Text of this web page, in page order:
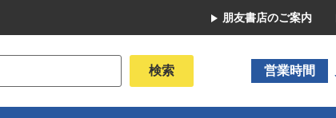
朋友書店のご案内
営業時間